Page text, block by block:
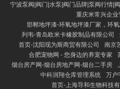
宁波泵阀|阀门|水泵|阀门品牌|泵阀行情|
重庆米常兴企业
邯郸地坪漆-环氧地坪漆厂家，环
列韦-青岛欧米卡橡胶制品有限公司
首页-沈阳现为斯商贸有限公司
南京
合肥宠物网 - 您身边的养宠专家
烟台房产网-烟台房地产网-烟台二手房
中科润翔仓库管理系统
万户
首页-上海导和生物科技